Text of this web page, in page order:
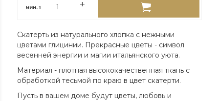
мин.1
Скатерть из натурального хлопка с нежными
цветами глицинии. Прекрасные цветы - символ
весенней энергии и магии итальянского уюта.
Материал - плотная высококачественная ткань с
обработкой тесьмой по краю в цвет скатерти.
Пусть в вашем доме будут цветы, любовь и